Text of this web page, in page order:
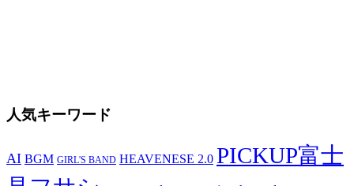
人気キーワード
AI BGM GIRL'S BAND HEAVENESE 2.0 PICKUP富士